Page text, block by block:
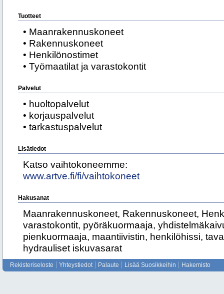
Tuotteet
• Maanrakennuskoneet
• Rakennuskoneet
• Henkilönostimet
• Työmaatilat ja varastokontit
Palvelut
• huoltopalvelut
• korjauspalvelut
• tarkastuspalvelut
Lisätiedot
Katso vaihtokoneemme:
www.artve.fi/fi/vaihtokoneet
Hakusanat
Maanrakennuskoneet, Rakennuskoneet,
varastokontit, pyöräkuormaaja,
pienkuormaaja, maantiivistin, henkilöhissi,
hydrauliset iskuvasarat
Rekisteriseloste Yhteystiedot Palaute Lisää Suosikkeihin Hakemisto